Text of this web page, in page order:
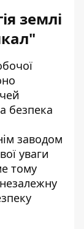
землі
безпека
заводом
уваги
тому